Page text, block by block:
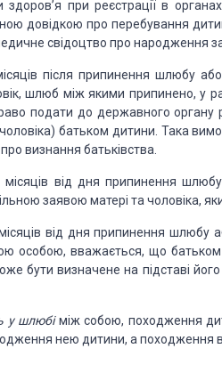
при реєстрації в органах
довідкою про перебування
свідоцтво про на­родження
після припинення шлюбу або
шлюб між якими припинено, у
подати до державного органу
батьком ди­тини. Така
визнання батьківства.
від дня припинення шлюбу
заявою матері та чоловіка,
від дня припинення шлюбу
особою, вважається, що батьком
бути визначене на підставі
у шлюбіміж собою, походження
нею дитини, а походження